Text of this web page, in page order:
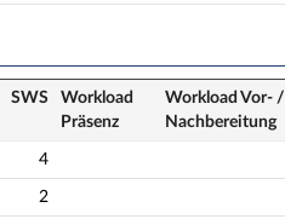
SWS
Workload
Präsenz
Workload Vor- /
Nach­bereitung
4
2